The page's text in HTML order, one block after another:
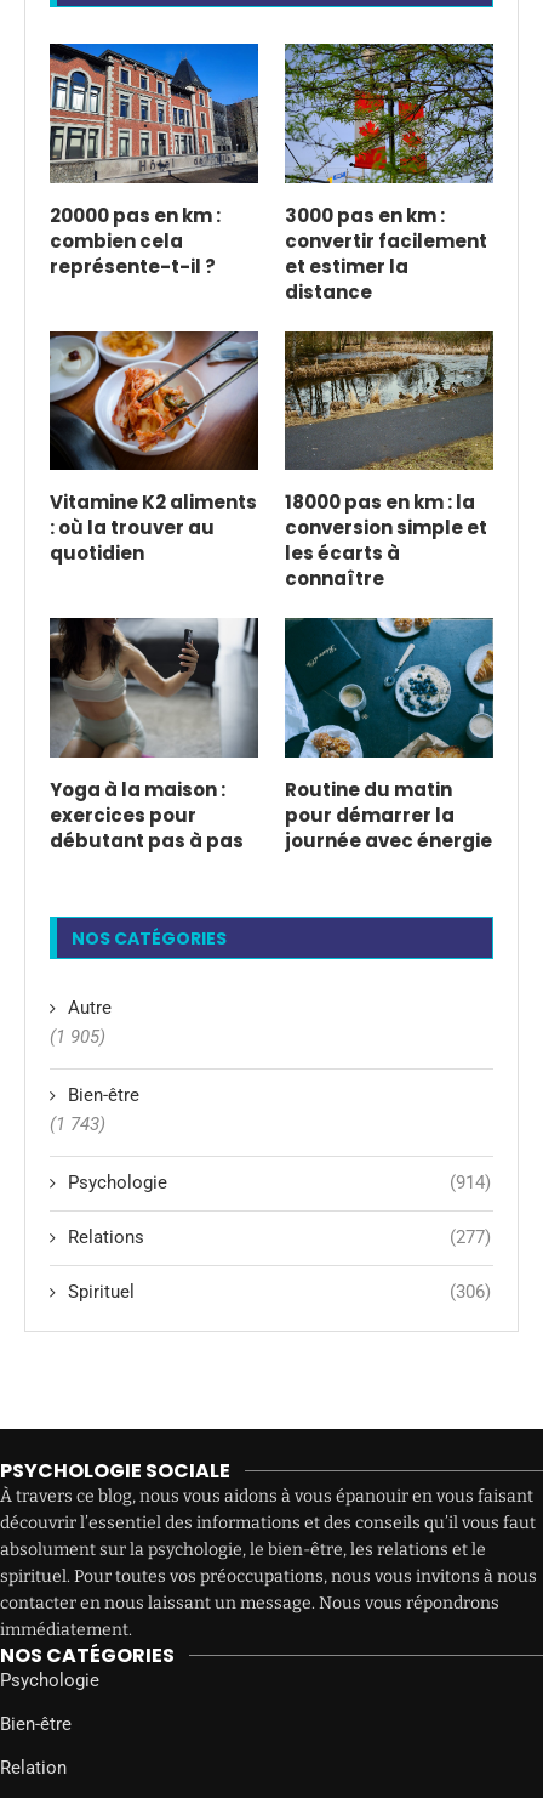
20000 pas en km :
combien cela
représente-t-il ?
3000 pas en km :
convertir facilement
et estimer la
distance
Vitamine K2 aliments
: où la trouver au
quotidien
18000 pas en km : la
conversion simple et
les écarts à
connaître
Yoga à la maison :
exercices pour
débutant pas à pas
Routine du matin
pour démarrer la
journée avec énergie
NOS CATÉGORIES
Autre
(1 905)
Bien-être
(1 743)
Psychologie (914)
Relations (277)
Spirituel (306)
PSYCHOLOGIE SOCIALE
À travers ce blog, nous vous aidons à vous épanouir en vous faisant
découvrir l’essentiel des informations et des conseils qu’il vous faut
absolument sur la psychologie, le bien-être, les relations et le
spirituel. Pour toutes vos préoccupations, nous vous invitons à nous
contacter en nous laissant un message. Nous vous répondrons
immédiatement.
NOS CATÉGORIES
Psychologie
Bien-être
Relation